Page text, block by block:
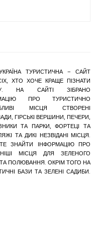
ТУРИСТИЧНА – САЙТ
ХТО ХОЧЕ КРАЩЕ ПІЗНАТИ
НА САЙТІ ЗІБРАНО
ПРО ТУРИСТИЧНО
МІСЦЯ СТВОРЕНІ
ГІРСЬКІ ВЕРШИНИ, ПЕЧЕРИ,
ТА ПАРКИ, ФОРТЕЦІ ТА
ТА ДИКІ НЕЗВІДАНІ МІСЦЯ.
ЗНАЙТИ ІНФОРМАЦІЮ ПРО
МІСЦЯ ДЛЯ ЗЕЛЕНОГО
ПОЛЮВАННЯ. ОКРІМ ТОГО НА
БАЗИ ТА ЗЕЛЕНІ САДИБИ.